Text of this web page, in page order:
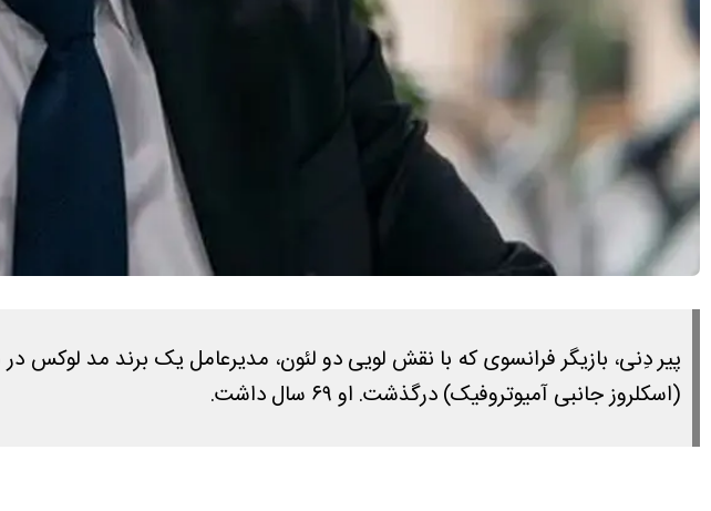
پیر دِنی، بازیگر فرانسوی که با نقش لویی دو لئون، مدیرعامل یک برند مد
(اسکلروز جانبی آمیوتروفیک) درگذشت. او ۶۹ سال داشت.